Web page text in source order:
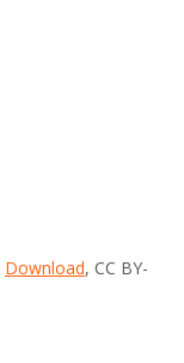
Download, CC BY-